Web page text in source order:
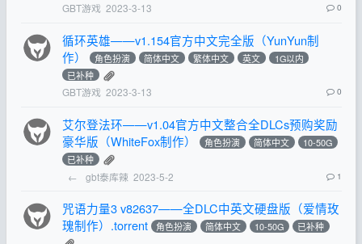
GBT游戏 2023-3-13 0
循环英雄——v1.154官方中文完全版（YunYun制
作）
角色扮演 简体中文 繁体中文 英文
1G以内
已补种
GBT游戏 2023-3-13 0
艾尔登法环——v1.04官方中文整合全DLCs预购奖励
豪华版（WhiteFox制作）
角色扮演 简体中文
10-50G
已补种
← gbt泰库辣 2023-5-2 1
咒语力量3 v82637——全DLC中英文硬盘版（爱情玫
瑰制作）.torrent
角色扮演 简体中文 10-50G 已补种